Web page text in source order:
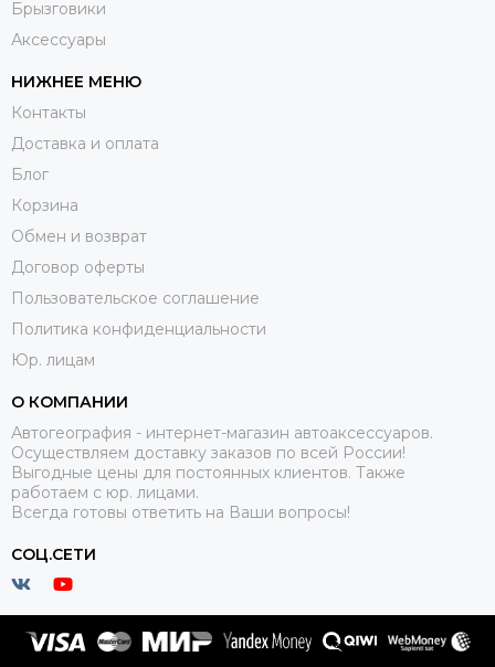
Брызговики
Аксессуары
НИЖНЕЕ МЕНЮ
Контакты
Доставка и оплата
Блог
Корзина
Обмен и возврат
Договор оферты
Пользовательское соглашение
Политика конфиденциальности
Юр. лицам
О КОМПАНИИ
Автогеография - интернет-магазин автоаксессуаров.
Осуществляем доставку заказов по всей России!
Выгодные цены для постоянных клиентов. Также
работаем с юр. лицами.
Всегда готовы ответить на Ваши вопросы!
СОЦ.СЕТИ